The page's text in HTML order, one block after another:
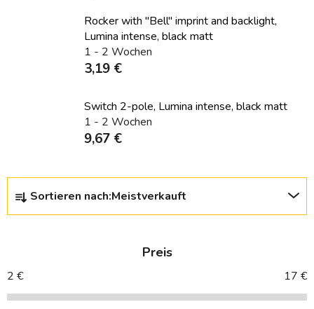
Rocker with "Bell" imprint and backlight,
Lumina intense, black matt
1 - 2 Wochen
3,19 €
Switch 2-pole, Lumina intense, black matt
1 - 2 Wochen
9,67 €
P
o
k
t
Sortieren nach:Meistverkauft
Preis
2 € 17 €